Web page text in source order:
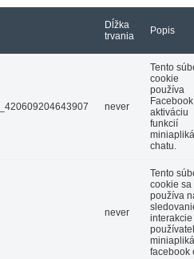
Dĺžka
trvania
Popis
never
Tento
cookie
používa
aktiváciu
funkcií
chatu.
never
Tento
cookie sa
používa
interakcie
facebook